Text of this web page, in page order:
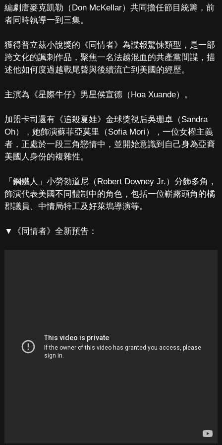
編劇唐麥克凱勒（Don McKellar）共同擔任節目統籌，前
者同時執導一到三集。
獲得普立茲小說獎的《同情者》為諜報驚悚類型，是一部
跨文化的諷刺作品，聚焦一名法越混血的共產黨間諜，描
述他如何度過越戰尾聲與後續流亡到美國的經歷。
主演為《星際牛仔》男星侯宣德（Hoa Xuande）。
加盟卡司還有《追殺夏娃》金球獎視后吳珊卓（Sandra
Oh），她飾演蘇菲亞莫里（Sofia Mori），一位女權主義
者，正處於一段三角戀情中，並開始意識到自己身為亞裔
美國人身份的複雜性。
「鋼鐵人」小勞勃道尼（Robert Downey Jr.）分飾多角，
飾演代表美國不同體制中的角色，包括一位嶄露頭角的橘
郡議員、中情局特工及好萊塢導演等。
▼《同情者》全新預告：